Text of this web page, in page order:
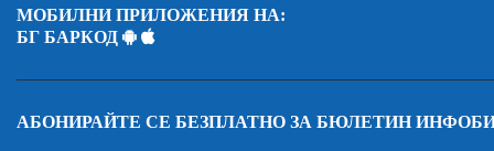
МОБИЛНИ ПРИЛОЖЕНИЯ НА:
БГ БАРКОД
АБОНИРАЙТЕ СЕ БЕЗПЛАТНО ЗА БЮЛЕТИН